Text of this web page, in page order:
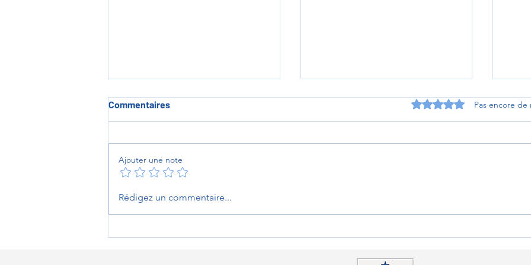
L'heure des au revoirs au
Kenya
Commentaires Noté 0 étoile sur 5.Pas encore de
Ajouter une note
Rédigez un commentaire...